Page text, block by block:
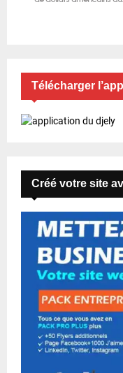
Télécharger
Créé votre site